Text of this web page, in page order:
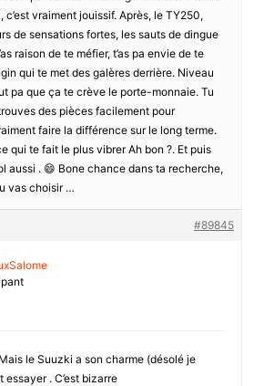
c’est vraiment jouissif. Après, le TY250,
de sensations fortes, les sauts de dingue
raison de te méfier, t’as pa envie de te
qui te met des galères derrière. Niveau
pa que ça te crève le porte-monnaie. Tu
des pièces facilement pour
faire la différence sur le long terme.
qui te fait le plus vibrer Ah bon ?. Et puis
aussi . 😄 Bone chance dans ta recherche,
vas choisir …
#89845
le Suuzki a son charme (désolé je
essayer . C’est bizarre